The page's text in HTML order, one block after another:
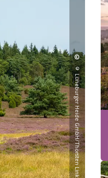
©
©Lüneburger Heide GmbH/Thorsten Link